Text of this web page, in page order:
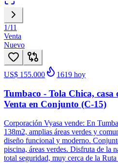
1/11
Venta
Nuevo
US$ 155.000 1619 hoy
Tumbaco - Tola Chica, casa
Venta en Conjunto (C-15)
Corporación Vyasa vende: En
138m2, amplias áreas verdes y
diseño funcional y moderno.
piscina, áreas verdes. Disfruta de la
total seguridad, muy cerca de la